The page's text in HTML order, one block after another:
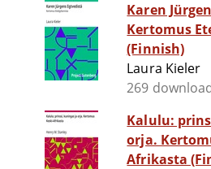
Karen
Kertomus
(Finnish)
Laura Kieler
269
Kalulu:
orja.
Afrikasta